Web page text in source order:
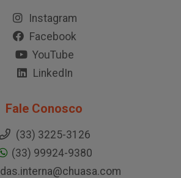
Instagram
Facebook
YouTube
LinkedIn
Fale Conosco
(33) 3225-3126
(33) 99924-9380